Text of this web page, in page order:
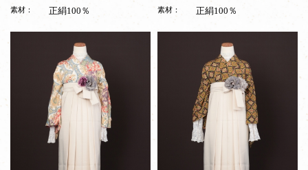
素材： 正絹100％ 素材： 正絹100％